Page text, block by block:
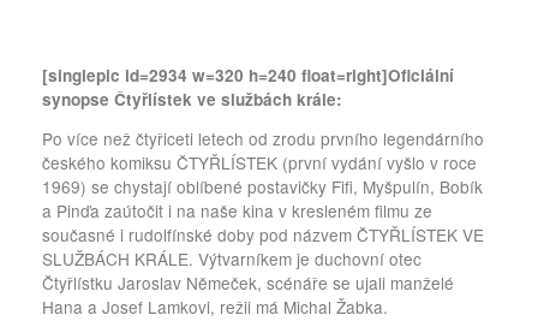
[singlepic id=2934 w=320 h=240 float=right]Oficiální
synopse Čtyřlístek ve službách krále:
Po více než čtyřiceti letech od zrodu prvního legendárního
českého komiksu ČTYŘLÍSTEK (první vydání vyšlo v roce
1969) se chystají oblíbené postavičky Fifi, Myšpulín, Bobík
a Pinďa zaútočit i na naše kina v kresleném filmu ze
současné i rudolfínské doby pod názvem ČTYŘLÍSTEK VE
SLUŽBÁCH KRÁLE. Výtvarníkem je duchovní otec
Čtyřlístku Jaroslav Němeček, scénáře se ujali manželé
Hana a Josef Lamkovi, režii má Michal Žabka.